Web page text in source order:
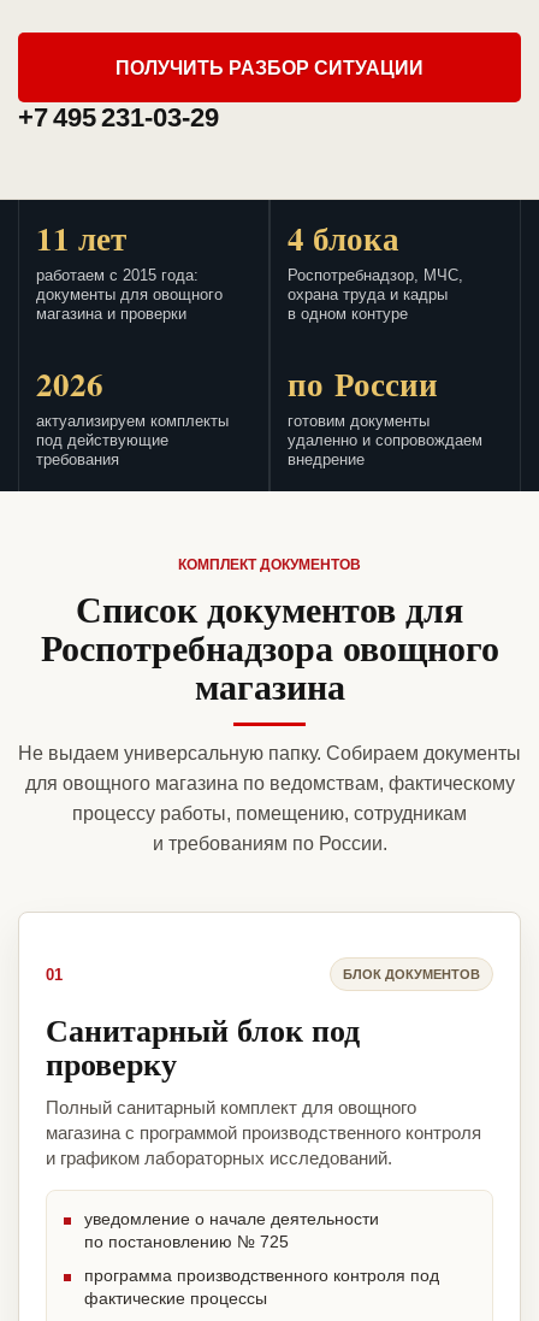
ПОЛУЧИТЬ РАЗБОР СИТУАЦИИ
+7 495 231-03-29
11 лет
работаем с 2015 года:
документы для овощного
магазина и проверки
4 блока
Роспотребнадзор, МЧС,
охрана труда и кадры
в одном контуре
2026
актуализируем комплекты
под действующие
требования
по России
готовим документы
удаленно и сопровождаем
внедрение
КОМПЛЕКТ ДОКУМЕНТОВ
Список документов для
Роспотребнадзора овощного
магазина
Не выдаем универсальную папку. Собираем документы
для овощного магазина по ведомствам, фактическому
процессу работы, помещению, сотрудникам
и требованиям по России.
01 БЛОК ДОКУМЕНТОВ
Санитарный блок под
проверку
Полный санитарный комплект для овощного
магазина с программой производственного контроля
и графиком лабораторных исследований.
уведомление о начале деятельности
по постановлению № 725
программа производственного контроля под
фактические процессы